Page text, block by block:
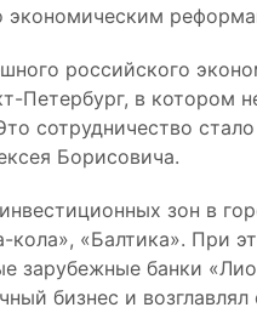
экономическим
российского
Петербург, в котором
сотрудничество
Борисовича.
зон в
«Балтика». При
зарубежные банки
бизнес и возглавлял